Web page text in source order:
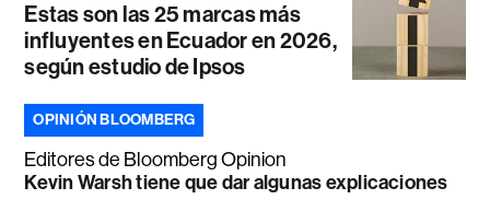
Estas son las 25 marcas más
influyentes en Ecuador en 2026,
según estudio de Ipsos
OPINIÓN BLOOMBERG
Editores de Bloomberg Opinion
Kevin Warsh tiene que dar algunas explicaciones